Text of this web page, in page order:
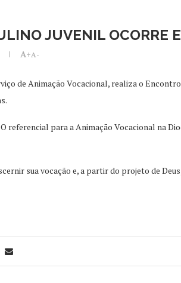
JUVENIL OCORRE
A+A-
de Animação Vocacional, realiza o
para a Animação Vocacional na
sua vocação e, a partir do projeto de